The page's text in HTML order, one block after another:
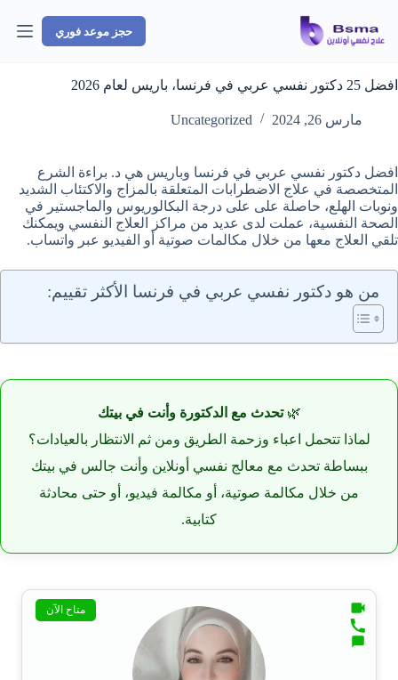
المحتوى
حجز موعد فوري
افضل 25 دكتور نفسي عربي في فرنسا، باريس لعام 2026
مارس 26, 2024 Uncategorized
افضل دكتور نفسي عربي في فرنسا وباريس هي د. براءة الشرع
المتخصصة في علاج الاضطرابات المتعلقة بالمزاج والاكتئاب الشديد
ونوبات الهلع، حاصلة على على درجة البكالوريوس والماجستير في
الصحة النفسية، عملت لدى عديد من مراكز العلاج النفسي ويمكنك
تلقي العلاج معها من خلال مكالمات صوتية أو الفيديو عبر واتساب.
من هو دكتور نفسي عربي في فرنسا الأكثر تقييم:
🌿تحدث مع الدكتورة وأنت في بيتك
لماذا تتحمل اعباء وزحمة الطريق ومن ثم الانتظار بالعيادات؟
ببساطة تحدث مع معالج نفسي أونلاين وأنت جالس في بيتك
من خلال مكالمة صوتية، أو مكالمة فيديو، أو حتى محادثة
كتابية.
متاح الآن